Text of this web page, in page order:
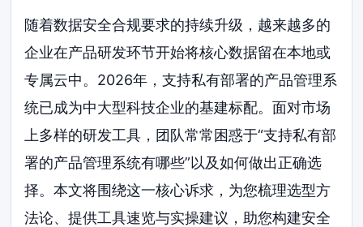
随着数据安全合规要求的持续升级，越来越多的
企业在产品研发环节开始将核心数据留在本地或
专属云中。2026年，支持私有部署的产品管理系
统已成为中大型科技企业的基建标配。面对市场
上多样的研发工具，团队常常困惑于“支持私有部
署的产品管理系统有哪些”以及如何做出正确选
择。本文将围绕这一核心诉求，为您梳理选型方
法论、提供工具速览与实操建议，助您构建安全